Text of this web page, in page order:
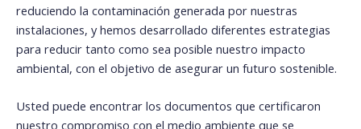
reduciendo la contaminación generada por nuestras
instalaciones, y hemos desarrollado diferentes estrategias
para reducir tanto como sea posible nuestro impacto
ambiental, con el objetivo de asegurar un futuro sostenible.
Usted puede encontrar los documentos que certificaron
nuestro compromiso con el medio ambiente que se